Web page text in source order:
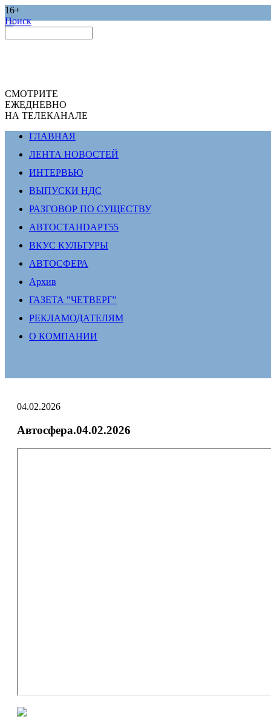
16+
Поиск
СМОТРИТЕ
ЕЖЕДНЕВНО
НА ТЕЛЕКАНАЛЕ
ГЛАВНАЯ
ЛЕНТА НОВОСТЕЙ
ИНТЕРВЬЮ
ВЫПУСКИ НДС
РАЗГОВОР ПО СУЩЕСТВУ
АВТОСТАНDАРТ55
ВКУС КУЛЬТУРЫ
АВТОСФЕРА
Архив
ГАЗЕТА "ЧЕТВЕРГ"
РЕКЛАМОДАТЕЛЯМ
О КОМПАНИИ
04.02.2026
Автосфера.04.02.2026